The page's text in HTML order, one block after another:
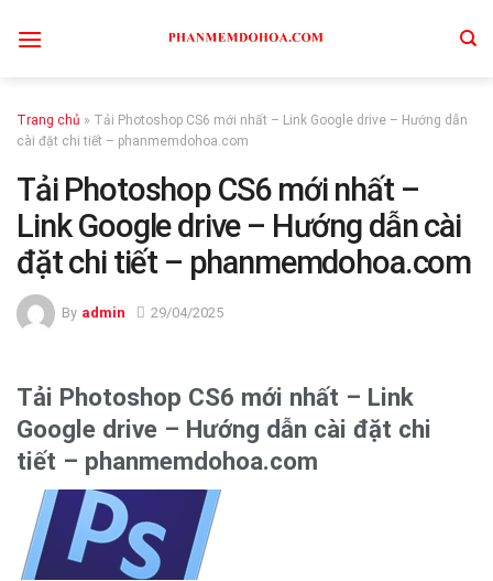
Trang chủ » Tải Photoshop CS6 mới nhất – Link Google drive – Hướng dẫn
cài đặt chi tiết – phanmemdohoa.com
Tải Photoshop CS6 mới nhất –
Link Google drive – Hướng dẫn cài
đặt chi tiết – phanmemdohoa.com
By admin 29/04/2025
Tải Photoshop CS6 mới nhất – Link
Google drive – Hướng dẫn cài đặt chi
tiết – phanmemdohoa.com